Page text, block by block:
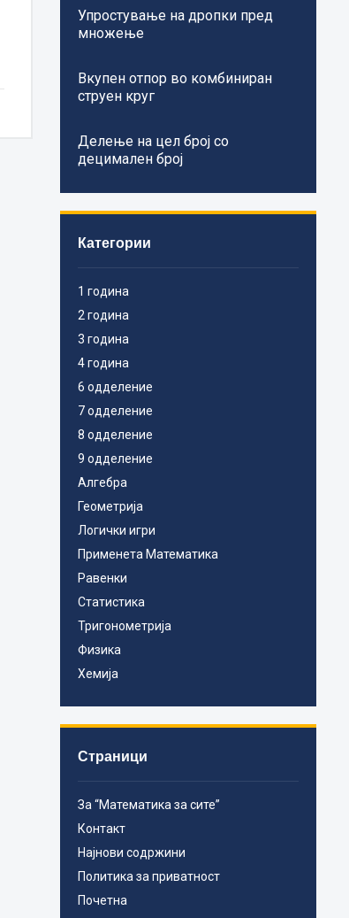
Упростување на дропки пред
множење
Вкупен отпор во комбиниран
струен круг
Делење на цел број со
децимален број
Категории
1 година
2 година
3 година
4 година
6 одделение
7 одделение
8 одделение
9 одделение
Алгебра
Геометрија
Логички игри
Применета Математика
Равенки
Статистика
Тригонометрија
Физика
Хемија
Страници
За “Математика за сите”
Контакт
Најнови содржини
Политика за приватност
Почетна